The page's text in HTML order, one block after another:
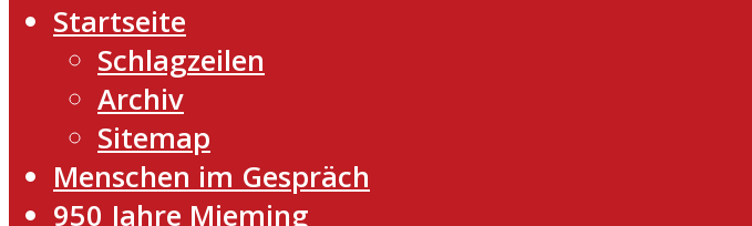
Startseite
Schlagzeilen
Archiv
Sitemap
Menschen im Gespräch
950 Jahre Mieming